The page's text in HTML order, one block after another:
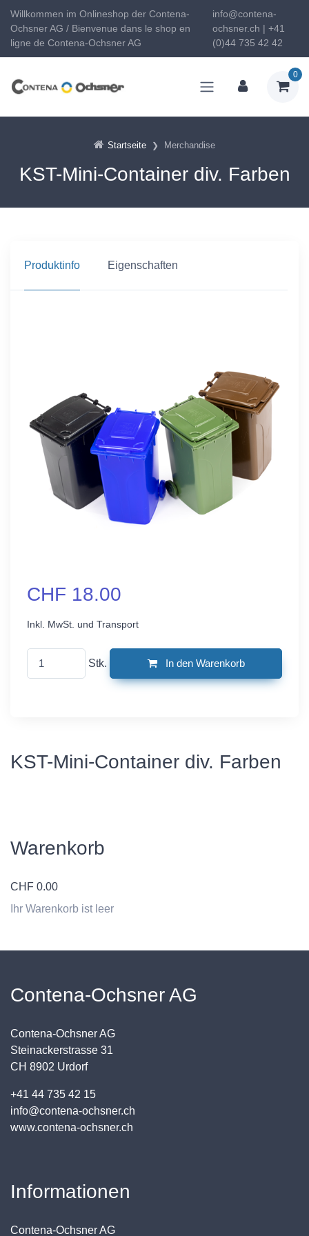
Willkommen im Onlineshop der Contena-
Ochsner AG / Bienvenue dans le shop en
ligne de Contena-Ochsner AG
info@contena-
ochsner.ch | +41
(0)44 735 42 42
0
Startseite Merchandise
KST-Mini-Container div. Farben
Produktinfo Eigenschaften
CHF 18.00
Inkl. MwSt. und Transport
Stk. In den Warenkorb
KST-Mini-Container div. Farben
Warenkorb
CHF 0.00
Ihr Warenkorb ist leer
Contena-Ochsner AG
Contena-Ochsner AG
Steinackerstrasse 31
CH 8902 Urdorf
+41 44 735 42 15
info@contena-ochsner.ch
www.contena-ochsner.ch
Informationen
Contena-Ochsner AG